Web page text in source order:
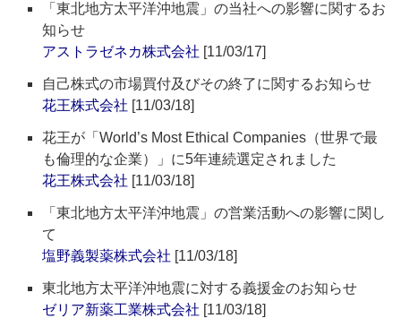
「東北地方太平洋沖地震」の当社への影響に関するお
知らせ
アストラゼネカ株式会社 [11/03/17]
自己株式の市場買付及びその終了に関するお知らせ
花王株式会社 [11/03/18]
花王が「World’s Most Ethical Companies（世界で最
も倫理的な企業）」に5年連続選定されました
花王株式会社 [11/03/18]
「東北地方太平洋沖地震」の営業活動への影響に関し
て
塩野義製薬株式会社 [11/03/18]
東北地方太平洋沖地震に対する義援金のお知らせ
ゼリア新薬工業株式会社 [11/03/18]